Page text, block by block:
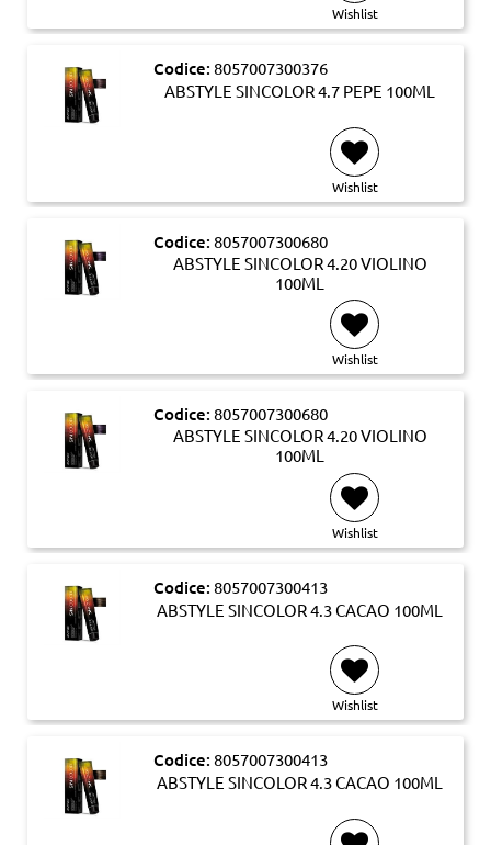
Wishlist
Codice: 8057007300376
ABSTYLE SINCOLOR 4.7 PEPE 100ML
Wishlist
Codice: 8057007300680
ABSTYLE SINCOLOR 4.20 VIOLINO
100ML
Wishlist
Codice: 8057007300680
ABSTYLE SINCOLOR 4.20 VIOLINO
100ML
Wishlist
Codice: 8057007300413
ABSTYLE SINCOLOR 4.3 CACAO 100ML
Wishlist
Codice: 8057007300413
ABSTYLE SINCOLOR 4.3 CACAO 100ML